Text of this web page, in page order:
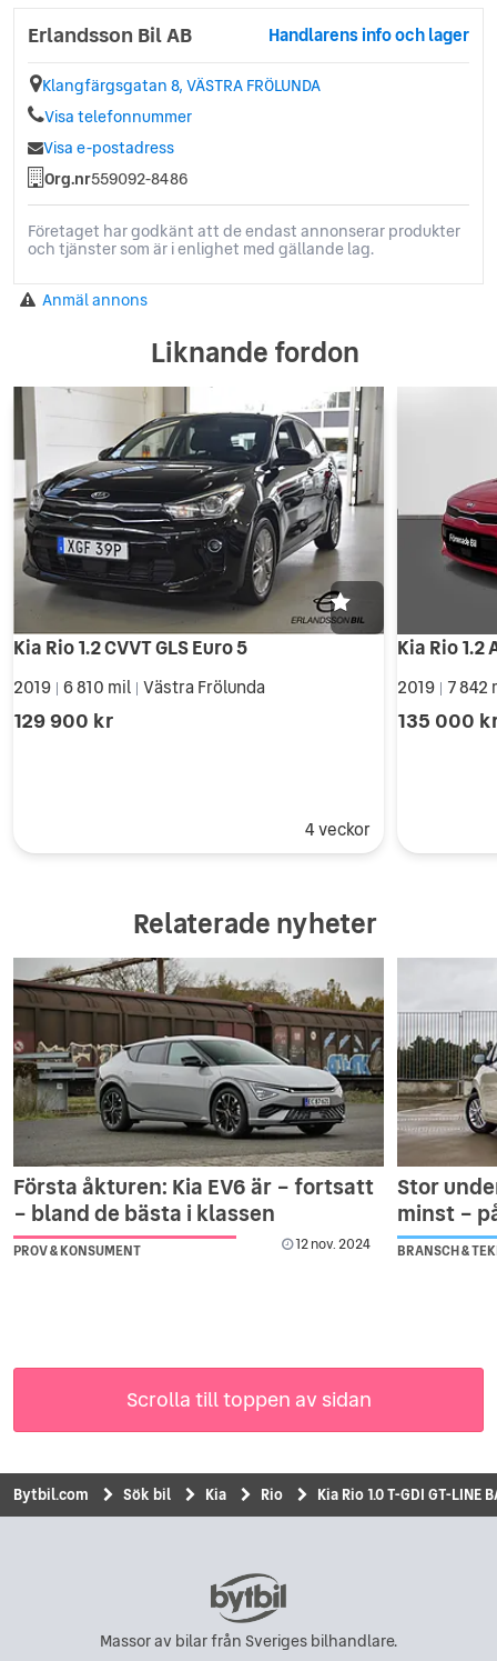
Erlandsson Bil AB Handlarens info och lager
Klangfärgsgatan 8, VÄSTRA FRÖLUNDA
Visa telefonnummer
Visa e-postadress
Org.nr559092-8486
Företaget har godkänt att de endast annonserar produkter
och tjänster som är i enlighet med gällande lag.
Anmäl annons
Liknande fordon
Kia Rio 1.2 CVVT GLS Euro 5
2019 6 810 mil Västra Frölunda
129 900 kr
4 veckor
Kia Rio
2019 7 842
135 000
Relaterade nyheter
Första åkturen: Kia EV6 är – fortsatt
– bland de bästa i klassen
PROV & KONSUMENT 12 nov. 2024
Stor
minst –
BRANSCH &
Scrolla till toppen av sidan
Bytbil.com Sök bil Kia Rio Kia Rio 1.0 T-GDI GT-LINE
Massor av bilar från Sveriges bilhandlare.